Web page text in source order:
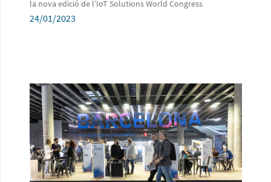
la nova edició de l’IoT Solutions World Congress
24/01/2023